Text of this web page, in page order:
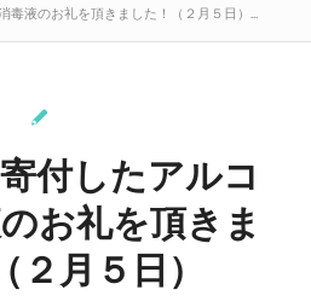
毒液のお礼を頂きました！（２月５日）...
寄付したアルコ
お礼を頂きま
２月５日）